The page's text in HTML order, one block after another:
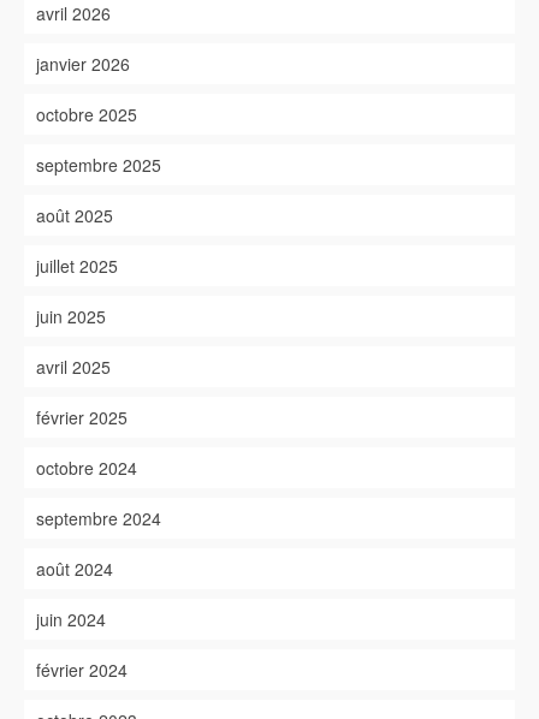
avril 2026
janvier 2026
octobre 2025
septembre 2025
août 2025
juillet 2025
juin 2025
avril 2025
février 2025
octobre 2024
septembre 2024
août 2024
juin 2024
février 2024